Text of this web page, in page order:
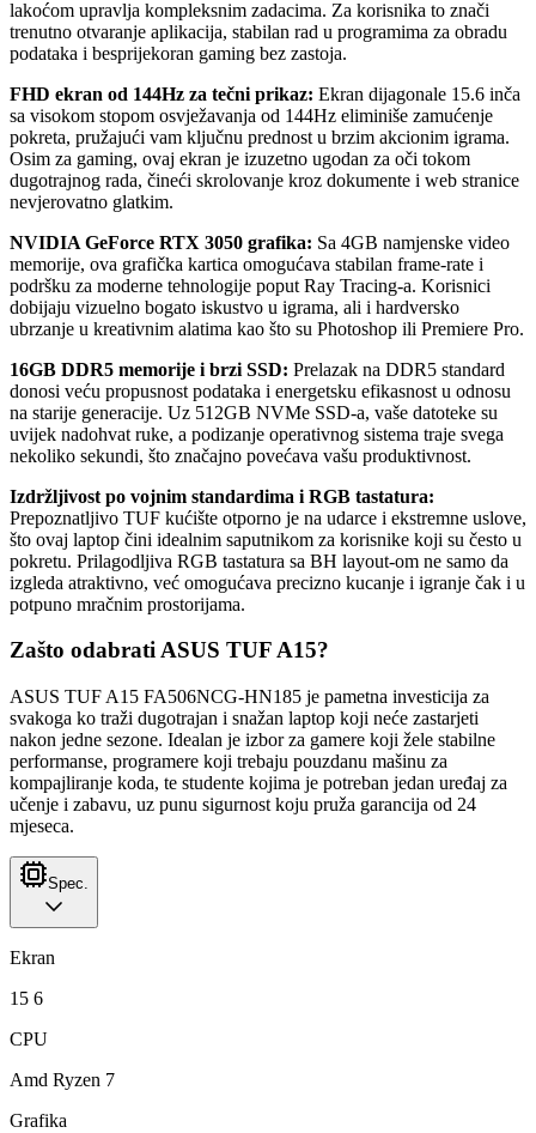
lakoćom upravlja kompleksnim zadacima. Za korisnika to znači
trenutno otvaranje aplikacija, stabilan rad u programima za obradu
podataka i besprijekoran gaming bez zastoja.
FHD ekran od 144Hz za tečni prikaz: Ekran dijagonale 15.6 inča
sa visokom stopom osvježavanja od 144Hz eliminiše zamućenje
pokreta, pružajući vam ključnu prednost u brzim akcionim igrama.
Osim za gaming, ovaj ekran je izuzetno ugodan za oči tokom
dugotrajnog rada, čineći skrolovanje kroz dokumente i web stranice
nevjerovatno glatkim.
NVIDIA GeForce RTX 3050 grafika: Sa 4GB namjenske video
memorije, ova grafička kartica omogućava stabilan frame-rate i
podršku za moderne tehnologije poput Ray Tracing-a. Korisnici
dobijaju vizuelno bogato iskustvo u igrama, ali i hardversko
ubrzanje u kreativnim alatima kao što su Photoshop ili Premiere Pro.
16GB DDR5 memorije i brzi SSD: Prelazak na DDR5 standard
donosi veću propusnost podataka i energetsku efikasnost u odnosu
na starije generacije. Uz 512GB NVMe SSD-a, vaše datoteke su
uvijek nadohvat ruke, a podizanje operativnog sistema traje svega
nekoliko sekundi, što značajno povećava vašu produktivnost.
Izdržljivost po vojnim standardima i RGB tastatura:
Prepoznatljivo TUF kućište otporno je na udarce i ekstremne uslove,
što ovaj laptop čini idealnim saputnikom za korisnike koji su često u
pokretu. Prilagodljiva RGB tastatura sa BH layout-om ne samo da
izgleda atraktivno, već omogućava precizno kucanje i igranje čak i u
potpuno mračnim prostorijama.
Zašto odabrati ASUS TUF A15?
ASUS TUF A15 FA506NCG-HN185 je pametna investicija za
svakoga ko traži dugotrajan i snažan laptop koji neće zastarjeti
nakon jedne sezone. Idealan je izbor za gamere koji žele stabilne
performanse, programere koji trebaju pouzdanu mašinu za
kompajliranje koda, te studente kojima je potreban jedan uređaj za
učenje i zabavu, uz punu sigurnost koju pruža garancija od 24
mjeseca.
Spec.
Ekran
15 6
CPU
Amd Ryzen 7
Grafika